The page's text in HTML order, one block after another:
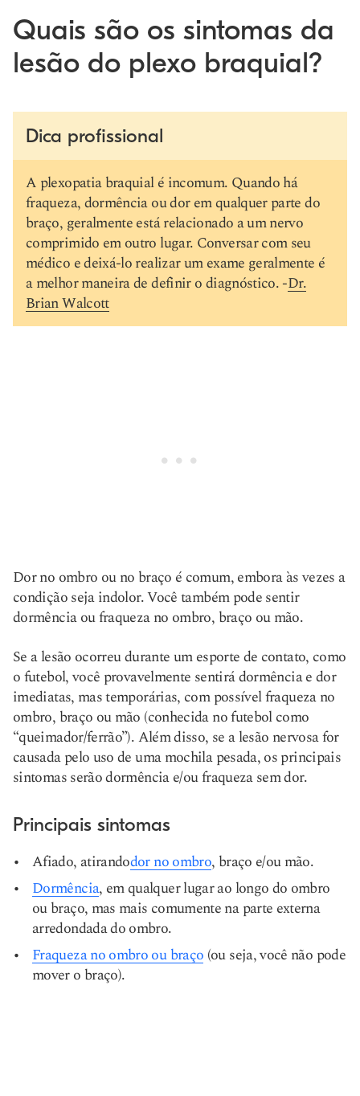
Quais são os sintomas da
lesão do plexo braquial?
Dica profissional
A plexopatia braquial é incomum. Quando há
fraqueza, dormência ou dor em qualquer parte do
braço, geralmente está relacionado a um nervo
comprimido em outro lugar. Conversar com seu
médico e deixá-lo realizar um exame geralmente é
a melhor maneira de definir o diagnóstico. -Dr.
Brian Walcott
Dor no ombro ou no braço é comum, embora às vezes a
condição seja indolor. Você também pode sentir
dormência ou fraqueza no ombro, braço ou mão.
Se a lesão ocorreu durante um esporte de contato, como
o futebol, você provavelmente sentirá dormência e dor
imediatas, mas temporárias, com possível fraqueza no
ombro, braço ou mão (conhecida no futebol como
“queimador/ferrão”). Além disso, se a lesão nervosa for
causada pelo uso de uma mochila pesada, os principais
sintomas serão dormência e/ou fraqueza sem dor.
Principais sintomas
Afiado, atirandodor no ombro, braço e/ou mão.
Dormência, em qualquer lugar ao longo do ombro
ou braço, mas mais comumente na parte externa
arredondada do ombro.
Fraqueza no ombro ou braço (ou seja, você não pode
mover o braço).